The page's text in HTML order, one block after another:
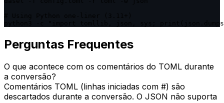
python3 -c "import tomllib, json, sys;
Perguntas Frequentes
O que acontece com os comentários do TOML durante
a conversão?
Comentários TOML (linhas iniciadas com #) são
descartados durante a conversão. O JSON não suporta